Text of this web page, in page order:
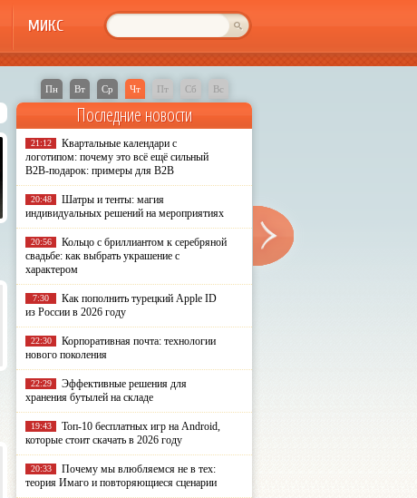
МИКС
Пн Вт Ср Чт Пт Сб Вс
Последние новости
21:12
Квартальные календари с
логотипом: почему это всё ещё сильный
B2B-подарок: примеры для B2B
20:48
Шатры и тенты: магия
индивидуальных решений на мероприятиях
20:56
Кольцо с бриллиантом к серебряной
свадьбе: как выбрать украшение с
характером
7:30
Как пополнить турецкий Apple ID
из России в 2026 году
22:30
Корпоративная почта: технологии
нового поколения
22:29
Эффективные решения для
хранения бутылей на складе
19:43
Топ-10 бесплатных игр на Android,
которые стоит скачать в 2026 году
20:33
Почему мы влюбляемся не в тех:
теория Имаго и повторяющиеся сценарии